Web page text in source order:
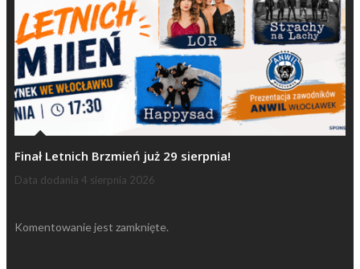
Finał Letnich Brzmień już 29 sierpnia!
Data dodania 4 sierpnia 2026
Komentowanie jest zamknięte.